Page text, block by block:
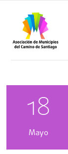
contenido
18
Mayo